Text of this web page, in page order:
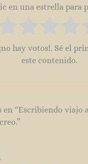
en una estrella para
hay votos!. Sé el
este contenido.
en “Escribiendo viajo